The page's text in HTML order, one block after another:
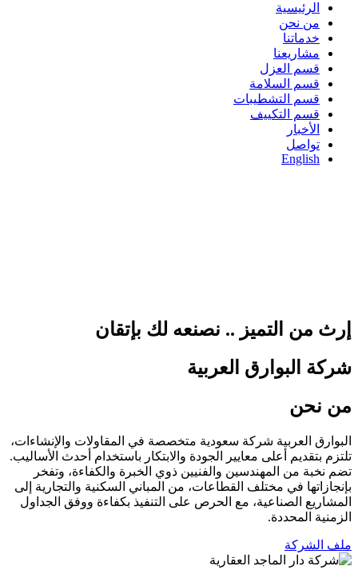
الرئيسية
من نحن
خدماتنا
مشاريعنا
قسم العزل
قسم السلامة
قسم التشطيبات
قسم التكييف
الأخبار
تواصل
English
إرث من التميز .. نصنعه لك بإتقان
شركة البوارق العربية
من نحن
البوارق العربية شركة سعودية متخصصة في المقاولات والإنشاءات،
تلتزم بتقديم أعلى معايير الجودة والابتكار باستخدام أحدث الأساليب.
تضم نخبة من المهندسين والفنيين ذوي الخبرة والكفاءة، وتفخر
بإنجازاتها في مختلف القطاعات، من المباني السكنية والتجارية إلى
المشاريع الصناعية، مع الحرص على التنفيذ بكفاءة ووفق الجداول
الزمنية المحددة.
ملف الشركة